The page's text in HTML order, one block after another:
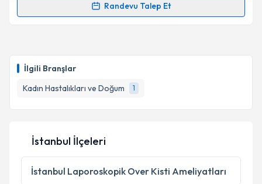
İlgili Branşlar
Kadın Hastalıkları ve Doğum
1
Randevu Talep Et
Randevu Takvimi Talebi
takvim hazırlandığında e-posta ile bilgilendireceğiz.
Kişisel verilerimin işlenmesine ilişkinAydınlatma
Metni
'ni okudum ve kişisel verilerimin belirtilen
kapsamda işlenmesini kabul ediyorum.
İstanbul İlçeleri
İstanbul Laporoskopik Over Kisti Ameliyatları